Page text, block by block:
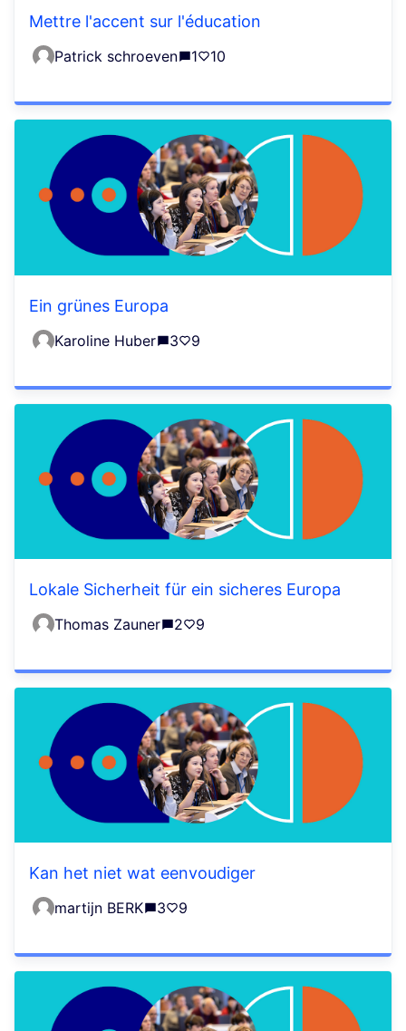
Mettre l'accent sur l'éducation
Patrick schroeven 1 10
Ein grünes Europa
Karoline Huber 3 9
Lokale Sicherheit für ein sicheres Europa
Thomas Zauner 2 9
Kan het niet wat eenvoudiger
martijn BERK 3 9